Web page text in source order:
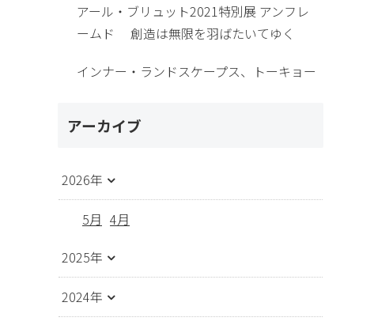
アール・ブリュット2021特別展 アンフレ
ームド 創造は無限を羽ばたいてゆく
インナー・ランドスケープス、トーキョー
アーカイブ
2026年
5月 4月
2025年
2024年